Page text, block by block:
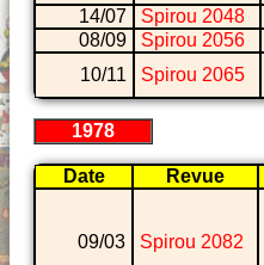
14/07
Spirou 2048
08/09
Spirou 2056
10/11
Spirou 2065
1978
Date Revue
09/03 Spirou 2082